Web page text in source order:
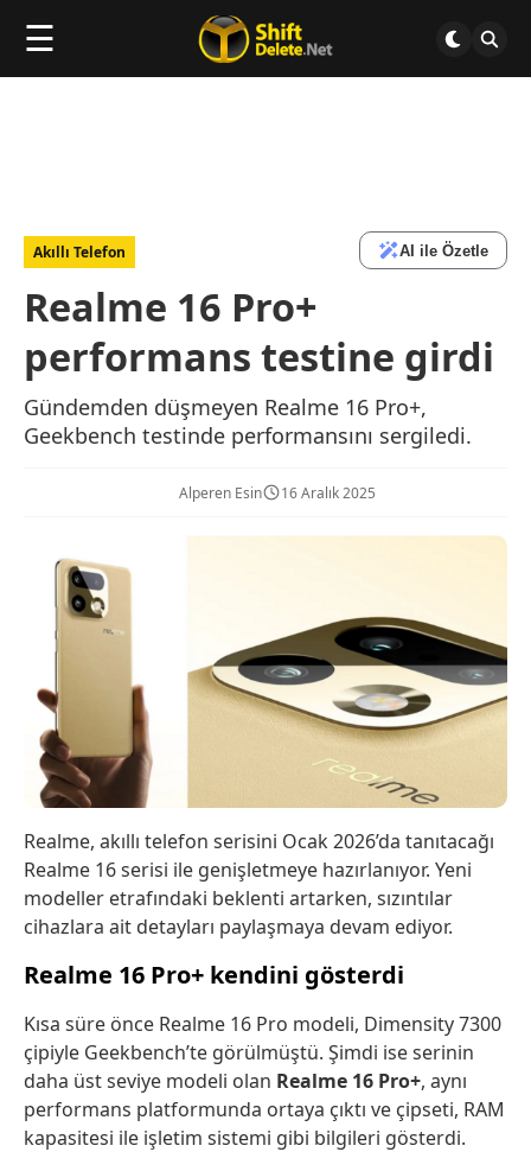
☰
Akıllı Telefon AI ile Özetle
Realme 16 Pro+
performans testine girdi
Gündemden düşmeyen Realme 16 Pro+,
Geekbench testinde performansını sergiledi.
Alperen Esin 16 Aralık 2025
Realme, akıllı telefon serisini Ocak 2026’da tanıtacağı
Realme 16 serisi ile genişletmeye hazırlanıyor. Yeni
modeller etrafındaki beklenti artarken, sızıntılar
cihazlara ait detayları paylaşmaya devam ediyor.
Realme 16 Pro+ kendini gösterdi
Kısa süre önce Realme 16 Pro modeli, Dimensity 7300
çipiyle Geekbench’te görülmüştü. Şimdi ise serinin
daha üst seviye modeli olan Realme 16 Pro+, aynı
performans platformunda ortaya çıktı ve çipseti, RAM
kapasitesi ile işletim sistemi gibi bilgileri gösterdi.